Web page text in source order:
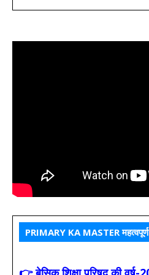
PRIMARY KA MASTER